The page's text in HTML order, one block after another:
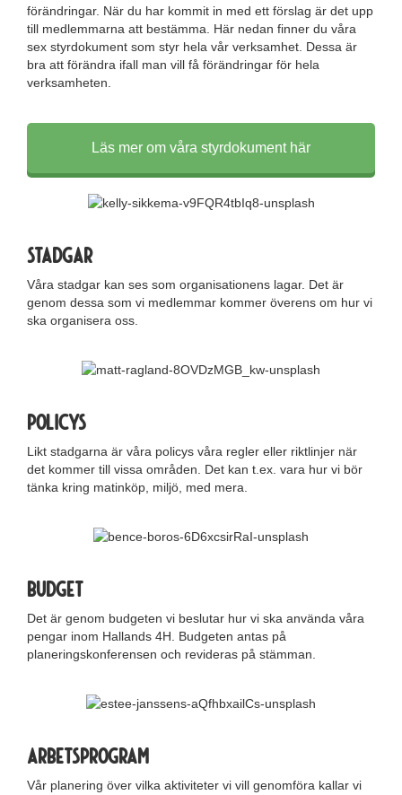
förändringar. När du har kommit in med ett förslag är det upp
till medlemmarna att bestämma. Här nedan finner du våra
sex styrdokument som styr hela vår verksamhet. Dessa är
bra att förändra ifall man vill få förändringar för hela
verksamheten.
Läs mer om våra styrdokument här
Stadgar
Våra stadgar kan ses som organisationens lagar. Det är
genom dessa som vi medlemmar kommer överens om hur vi
ska organisera oss.
Policys
Likt stadgarna är våra policys våra regler eller riktlinjer när
det kommer till vissa områden. Det kan t.ex. vara hur vi bör
tänka kring matinköp, miljö, med mera.
Budget
Det är genom budgeten vi beslutar hur vi ska använda våra
pengar inom Hallands 4H. Budgeten antas på
planeringskonferensen och revideras på stämman.
Arbetsprogram
Vår planering över vilka aktiviteter vi vill genomföra kallar vi